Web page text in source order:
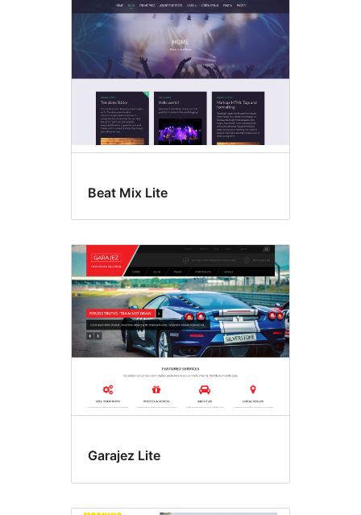
Beat Mix Lite
Garajez Lite